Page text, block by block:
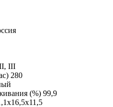
III
280
(%) 99,9